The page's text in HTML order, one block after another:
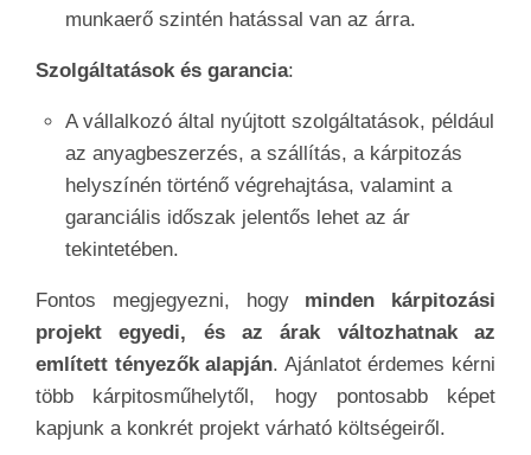
munkaerő szintén hatással van az árra.
Szolgáltatások és garancia:
A vállalkozó által nyújtott szolgáltatások, például
az anyagbeszerzés, a szállítás, a kárpitozás
helyszínén történő végrehajtása, valamint a
garanciális időszak jelentős lehet az ár
tekintetében.
Fontos megjegyezni, hogy minden kárpitozási
projekt egyedi, és az árak változhatnak az
említett tényezők alapján. Ajánlatot érdemes kérni
több kárpitosműhelytől, hogy pontosabb képet
kapjunk a konkrét projekt várható költségeiről.